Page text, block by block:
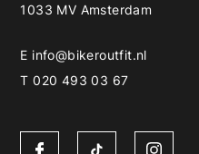
1033 MV Amsterdam
E info@bikeroutfit.nl
T 020 493 03 67